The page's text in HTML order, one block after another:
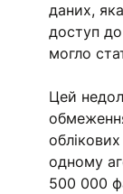
даних,
доступ
могло
Цей
одному
500 000